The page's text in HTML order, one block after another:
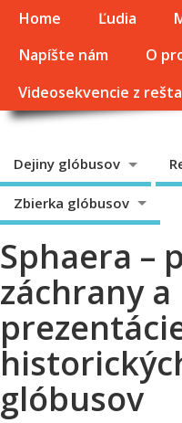
Home Ľudia
Napíšte nám
O
Videosekvencie z
Dejiny glóbusov
Zbierka glóbusov
Sphaera –
záchrany a
glóbusov